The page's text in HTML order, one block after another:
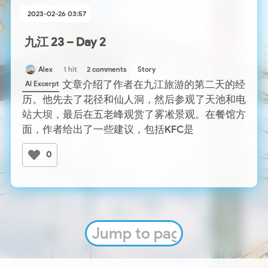
2023-02-26 03:57
九江 23 – Day 2
Alex 1 hit 2 comments
Story
AI Excerpt 文章介绍了作者在九江旅游的第二天的经
历。他先去了花径和仙人洞，然后参观了天池和电
站大坝，最后在五老峰观赏了雾凇景观。在餐馆方
面，作者给出了一些建议，包括KFC是
0